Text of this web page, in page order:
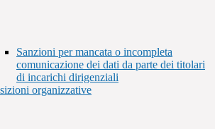
Sanzioni per mancata o incompleta
comunicazione dei dati da parte dei titolari
di incarichi dirigenziali
organizzative